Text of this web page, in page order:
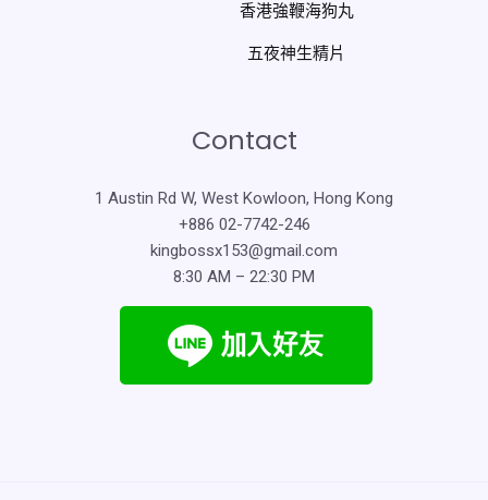
香港強鞭海狗丸
五夜神生精片
Contact
1 Austin Rd W, West Kowloon, Hong Kong
+886 02-7742-246
kingbossx153@gmail.com
8:30 AM – 22:30 PM